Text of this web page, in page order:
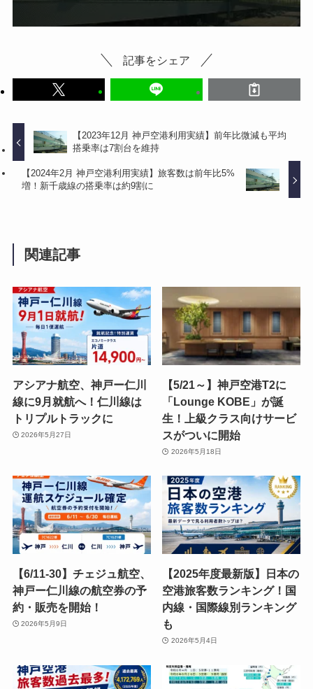
記事をシェア
【2023年12月 神戸空港利用実績】前年比微減も平均
搭乗率は7割台を維持
【2024年2月 神戸空港利用実績】旅客数は前年比5%
増！新千歳線の搭乗率は約9割に
関連記事
アシアナ航空、神戸ー仁川
線に9月就航へ！仁川線は
トリプルトラックに
2026年5月27日
【5/21～】神戸空港T2に
「Lounge KOBE」が誕
生！上級クラス向けサービ
スがついに開始
2026年5月18日
【6/11-30】チェジュ航空、
神戸ー仁川線の航空券の予
約・販売を開始！
2026年5月9日
【2025年度最新版】日本の
空港旅客数ランキング！国
内線・国際線別ランキング
も
2026年5月4日